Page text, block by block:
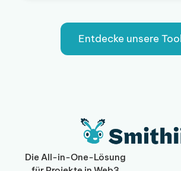
Entdecke unsere
Die All-in-One-Lösung